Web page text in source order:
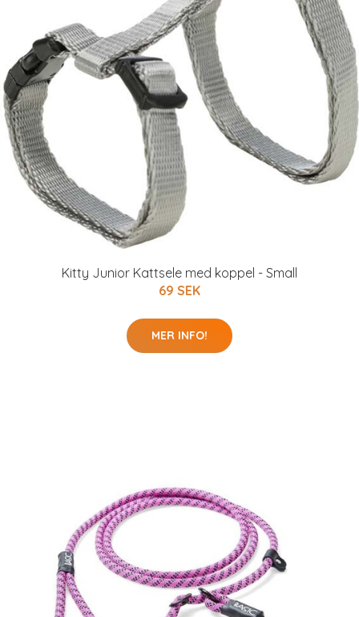
Kitty Junior Kattsele med koppel - Small
69 SEK
MER INFO!